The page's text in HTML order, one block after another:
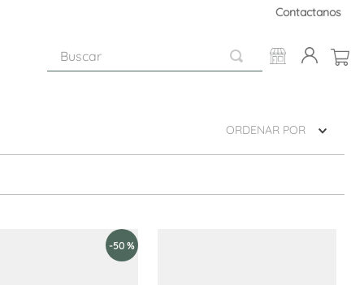
Contactanos
ORDENAR POR
-50 %